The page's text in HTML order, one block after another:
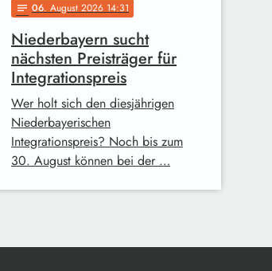
notes 06. August 2026 14:31
Niederbayern sucht
nächsten Preisträger für
Integrationspreis
Wer holt sich den diesjährigen
Niederbayerischen
Integrationspreis? Noch bis zum
30. August können bei der …